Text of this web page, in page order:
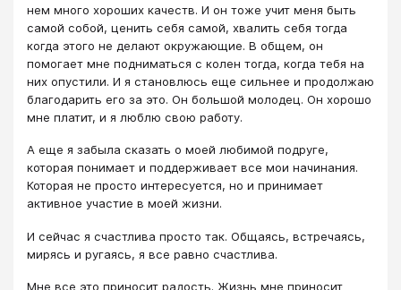
нем много хороших качеств. И он тоже учит меня быть
самой собой, ценить себя самой, хвалить себя тогда
когда этого не делают окружающие. В общем, он
помогает мне подниматься с колен тогда, когда тебя на
них опустили. И я становлюсь еще сильнее и продолжаю
благодарить его за это. Он большой молодец. Он хорошо
мне платит, и я люблю свою работу.
А еще я забыла сказать о моей любимой подруге,
которая понимает и поддерживает все мои начинания.
Которая не просто интересуется, но и принимает
активное участие в моей жизни.
И сейчас я счастлива просто так. Общаясь, встречаясь,
мирясь и ругаясь, я все равно счастлива.
Мне все это приносит радость. Жизнь мне приносит